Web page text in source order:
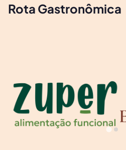
Rota Gastronômica